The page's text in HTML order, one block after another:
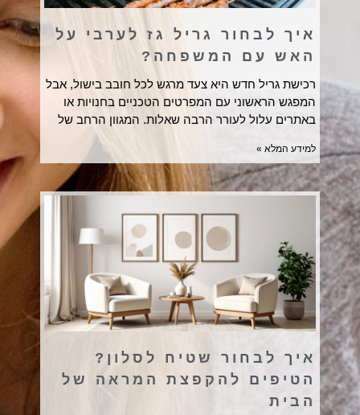
איך לבחור גריל גז לערבי על
האש עם המשפחה?
רכישת גריל חדש היא צעד מרגש לכל חובב בישול, אבל
המפגש הראשוני עם המפרטים הטכניים בחנויות או
באתרים עלול לעורר הרבה שאלות. המגוון הרחב של
למידע המלא »
איך לבחור שטיח לסלון?
הטיפים להקפצת המראה של
הבית